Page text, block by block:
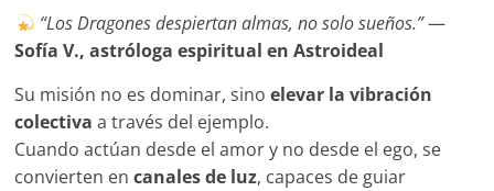
“Los Dragones despiertan almas, no solo sueños.”—
Sofía V., astróloga espiritual en Astroideal
Su misión no es dominar, sinoelevar la vibración
colectiva a través del ejemplo.
Cuando actúan desde el amor y no desde el ego, se
convierten encanales de luz, capaces de guiar